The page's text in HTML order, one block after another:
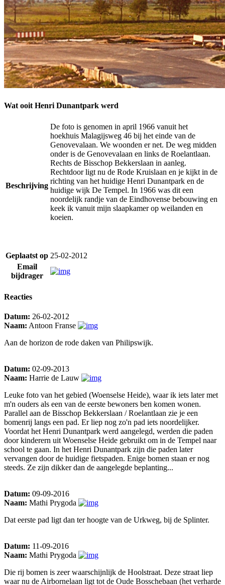
Wat ooit Henri Dunantpark werd
Beschrijving
De foto is genomen in april 1966 vanuit het
hoekhuis Malagijsweg 46 bij het einde van de
Genovevalaan. We woonden er net. De weg midden
onder is de Genovevalaan en links de Roelantlaan.
Rechts de Bisschop Bekkerslaan in aanleg.
Rechtdoor ligt nu de Rode Kruislaan en je kijkt in de
richting van het huidige Henri Dunantpark en de
huidige wijk De Tempel. In 1966 was dit een
noordelijk randje van de Eindhovense bebouwing en
keek ik vanuit mijn slaapkamer op weilanden en
koeien.
Geplaatst op 25-02-2012
Email
bijdrager
Reacties
Datum: 26-02-2012
Naam: Antoon Franse
Aan de horizon de rode daken van Philipswijk.
Datum: 02-09-2013
Naam: Harrie de Lauw
Leuke foto van het gebied (Woenselse Heide), waar ik iets later met
m'n ouders als een van de eerste bewoners ben komen wonen.
Parallel aan de Bisschop Bekkerslaan / Roelantlaan zie je een
bomenrij langs een pad. Er liep nog zo'n pad iets noordelijker.
Voordat het Henri Dunantpark werd aangelegd, werden die paden
door kinderern uit Woenselse Heide gebruikt om in de Tempel naar
school te gaan. In het Henri Dunantpark zijn die paden later
vervangen door de huidige fietspaden. Enige bomen staan er nog
steeds. Ze zijn dikker dan de aangelegde beplanting...
Datum: 09-09-2016
Naam: Mathi Prygoda
Dat eerste pad ligt dan ter hoogte van de Urkweg, bij de Splinter.
Datum: 11-09-2016
Naam: Mathi Prygoda
Die rij bomen is zeer waarschijnlijk de Hoolstraat. Deze straat liep
waar nu de Airbornelaan ligt tot de Oude Bosschebaan (het verharde